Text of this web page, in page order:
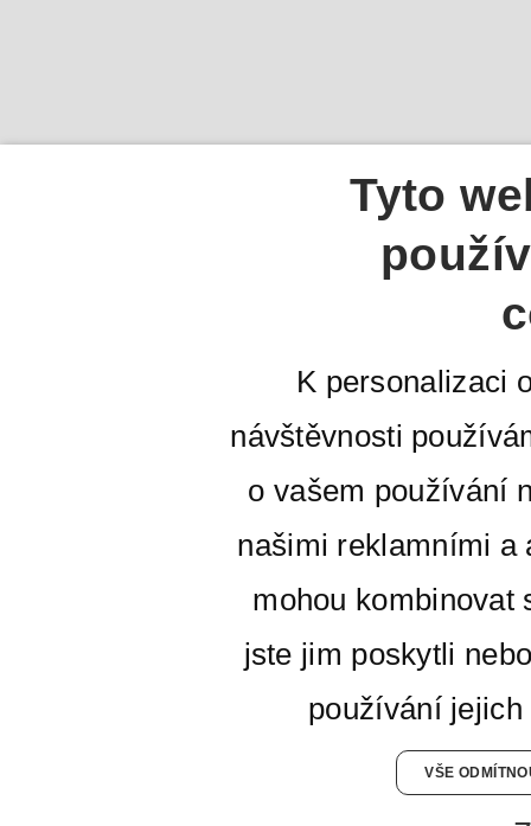
Tyto
K personalizaci
návštěvnosti
o vašem používání
našimi reklamními a
mohou kombinovat
jste jim poskytli
používání
VŠE